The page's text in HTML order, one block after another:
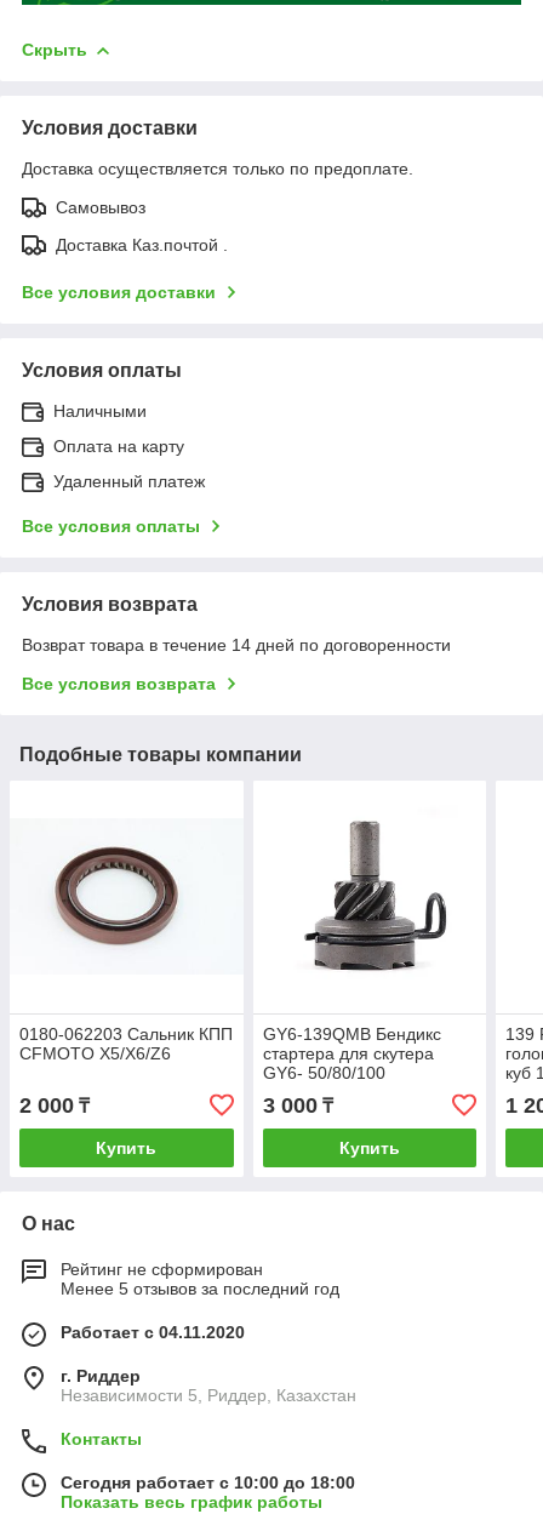
Скрыть
Условия доставки
Доставка осуществляется только по предоплате.
Самовывоз
Доставка Каз.почтой .
Все условия доставки
Условия оплаты
Наличными
Оплата на карту
Удаленный платеж
Все условия оплаты
Условия возврата
Возврат товара в течение 14 дней по договоренности
Все условия возврата
Подобные товары компании
0180-062203 Сальник КПП
CFMOTO X5/X6/Z6
2 000 ₸
Купить
GY6-139QMB Бендикс
стартера для скутера
GY6- 50/80/100
3 000₸
Купить
139
куб
1
О нас
Рейтинг не сформирован
Менее 5 отзывов за последний год
Работает с 04.11.2020
г. Риддер
Независимости 5, Риддер, Казахстан
Контакты
Сегодня работает с 10:00 до 18:00
Показать весь график работы